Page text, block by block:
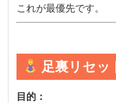
これが最優先です。
足裏リセッ
目的：